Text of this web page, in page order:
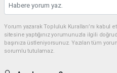
Yorum yazarak Topluluk Kuralları’nı
sitesine yaptığınız yorumunuzla ilgili
başınıza üstleniyorsunuz. Yazılan tüm
sorumlu tutulamaz.